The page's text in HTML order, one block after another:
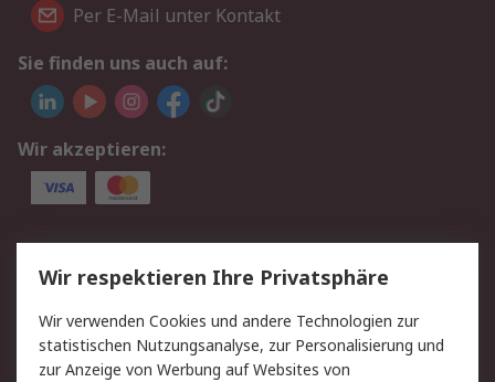
Per E-Mail unter Kontakt
Sie finden uns auch auf:
Wir akzeptieren:
Service
Value Added Services
Lieferlösungen
Rücksendungen
Kontakt
Hilfe
Privatkunden
Wir respektieren Ihre Privatsphäre
Wir verwenden Cookies und andere Technologien zur
statistischen Nutzungsanalyse, zur Personalisierung und
zur Anzeige von Werbung auf Websites von